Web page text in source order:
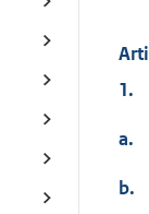
1.
a.
b.